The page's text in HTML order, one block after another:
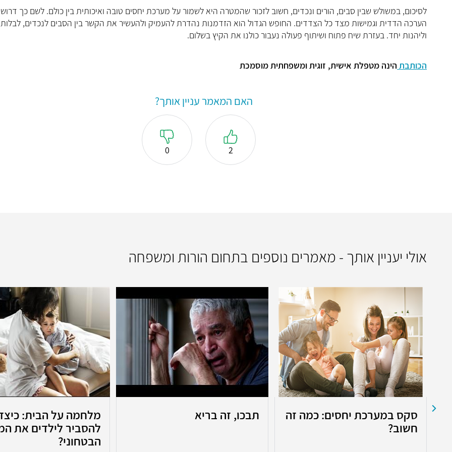
לסיכום, במשולש שבין סבים, הורים ונכדים, חשוב לזכור שהמטרה היא לשמור על מערכת יחסים טובה ואיכותית בין כולם. לשם כך
הערכה הדדית וגמישות מצד כל הצדדים. החופש הגדול הוא הזדמנות נהדרת להעמיק ולהעשיר את הקשר בין הסבים לנכדים, לבלות
וליהנות יחד. בעזרת שיח פתוח ושיתוף פעולה נעבור כולנו את הקיץ בשלום.
הכותבת הינה מטפלת אישית, זוגית ומשפחתית מוסמכת
האם המאמר עניין אותך?
2
0
אולי יעניין אותך - מאמרים נוספים בתחום הורות ומשפחה
סקס במערכת יחסים: כמה זה
חשוב?
תבכו, זה בריא
מלחמה על הבית:
להסביר לילדים את
הבטחוני?